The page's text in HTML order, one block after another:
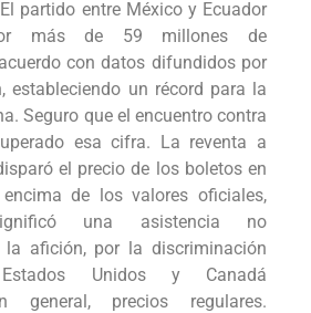
partido entre México y Ecuador
más de 59 millones de
con datos difundidos por
estableciendo un récord para la
Seguro que el encuentro contra
esa cifra. La reventa a
el precio de los boletos en
de los valores oficiales,
una asistencia no
la afición, por la discriminación
Unidos y Canadá
general, precios regulares.